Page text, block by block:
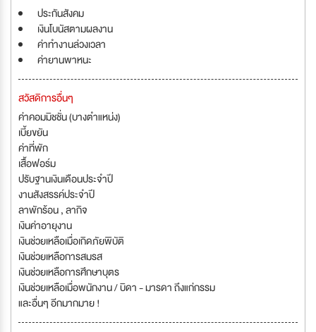
ประกันสังคม
เงินโบนัสตามผลงาน
ค่าทำงานล่วงเวลา
ค่ายานพาหนะ
สวัสดิการอื่นๆ
ค่าคอมมิชชั่น (บางตำแหน่ง)
เบี้ยขยัน
ค่าที่พัก
เสื้อฟอร์ม
ปรับฐานเงินเดือนประจำปี
งานสังสรรค์ประจำปี
ลาพักร้อน , ลากิจ
เงินค่าอายุงาน
เงินช่วยเหลือเมื่อเกิดภัยพิบัติ
เงินช่วยเหลือการสมรส
เงินช่วยเหลือการศึกษาบุตร
เงินช่วยเหลือเมื่อพนักงาน / บิดา - มารดา ถึงแก่กรรม
และอื่นๆ อีกมากมาย !